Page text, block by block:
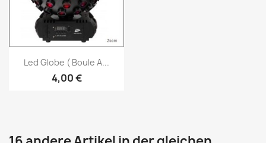
Vorschau
Led Globe ( Boule A...
4,00 €